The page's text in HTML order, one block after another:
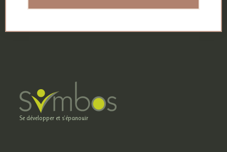
Se développer et s'épanouïr